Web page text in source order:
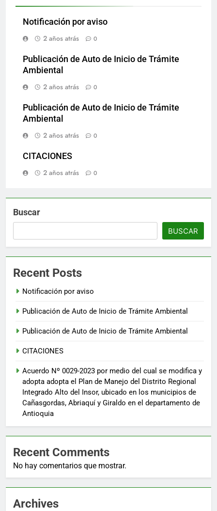
Notificación por aviso
2 años atrás
0
Publicación de Auto de Inicio de Trámite
Ambiental
2 años atrás
0
Publicación de Auto de Inicio de Trámite
Ambiental
2 años atrás
0
CITACIONES
2 años atrás
0
Buscar
BUSCAR
Recent Posts
Notificación por aviso
Publicación de Auto de Inicio de Trámite Ambiental
Publicación de Auto de Inicio de Trámite Ambiental
CITACIONES
Acuerdo Nº 0029-2023 por medio del cual se modifica y
adopta adopta el Plan de Manejo del Distrito Regional
Integrado Alto del Insor, ubicado en los municipios de
Cañasgordas, Abriaquí y Giraldo en el departamento de
Antioquia
Recent Comments
No hay comentarios que mostrar.
Archives